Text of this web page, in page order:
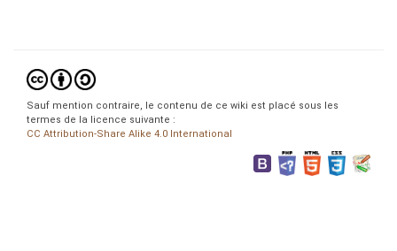
Sauf mention contraire, le contenu de ce wiki est placé sous les
termes de la licence suivante :
CC Attribution-Share Alike 4.0 International